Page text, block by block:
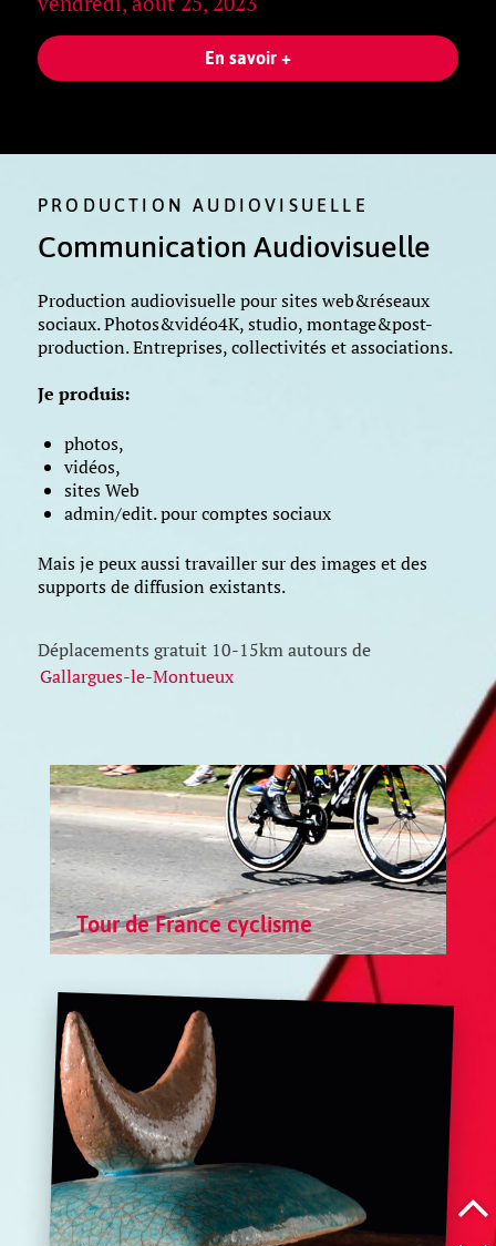
Voir équipement&matériel photos vidéos
En savoir +
PRODUCTION AUDIOVISUELLE
Communication Audiovisuelle
Production audiovisuelle pour sites web&réseaux
sociaux. Photos&vidéo4K, studio, montage&post-
production. Entreprises, collectivités et associations.
Je produis:
photos,
vidéos,
sites Web
admin/edit. pour comptes sociaux
Mais je peux aussi travailler sur des images et des
supports de diffusion existants.
Déplacements gratuit 10-15km autours de
Gallargues-le-Montueux
Tour de France cyclisme